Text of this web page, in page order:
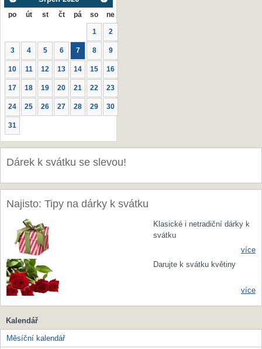
po út st čt pá so ne
1 2
3 4 5 6 7 8 9
10 11 12 13 14 15 16
17 18 19 20 21 22 23
24 25 26 27 28 29 30
31
Dárek k svátku se slevou!
Najisto: Tipy na dárky k svátku
Klasické i netradiční dárky k
svátku
více
Darujte k svátku květiny
více
Kalendář
Měsíční kalendář